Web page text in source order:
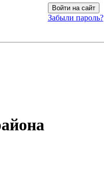
Забыли пароль?